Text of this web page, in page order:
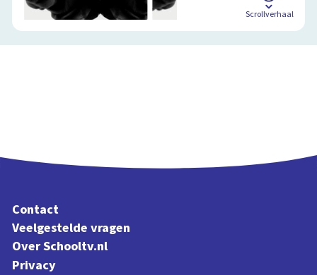
Scrollverhaal
Contact
Veelgestelde vragen
Over Schooltv.nl
Privacy